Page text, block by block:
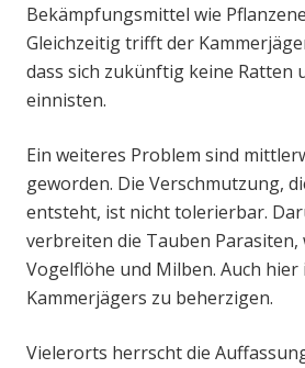
Bekämpfungsmittel wie
Gleichzeitig trifft der
dass sich zukünftig keine Ratten
einnisten.
Ein weiteres Problem sind
geworden. Die Verschmutzung,
entsteht, ist nicht tolerierbar.
verbreiten die Tauben Parasiten,
Vogelflöhe und Milben. Auch hier
Kammerjägers zu beherzigen.
Vielerorts herrscht die